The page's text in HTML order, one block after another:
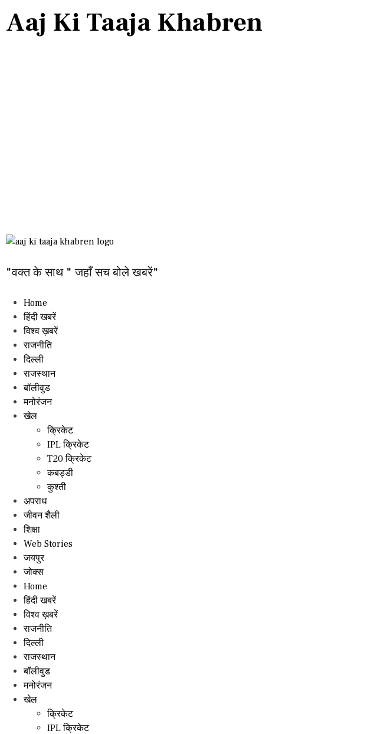
Aaj Ki Taaja Khabren
"वक्त के साथ " जहाँ सच बोले खबरें"
Home
हिंदी खबरें
विश्व ख़बरें
राजनीति
दिल्ली
राजस्थान
बॉलीवुड
मनोरंजन
खेल
क्रिकेट
IPL क्रिकेट
T20 क्रिकेट
कबड्डी
कुश्ती
अपराध
जीवन शैली
शिक्षा
Web Stories
जयपुर
जोक्स
Home
हिंदी खबरें
विश्व ख़बरें
राजनीति
दिल्ली
राजस्थान
बॉलीवुड
मनोरंजन
खेल
क्रिकेट
IPL क्रिकेट